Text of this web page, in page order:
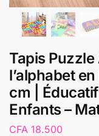
Tapis
l’alphabet
cm |
Enfants –
CFA 18.500